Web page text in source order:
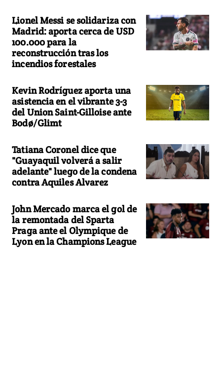
Lionel Messi se solidariza con
Madrid: aporta cerca de USD
100.000 para la
reconstrucción tras los
incendios forestales
Kevin Rodríguez aporta una
asistencia en el vibrante 3-3
del Union Saint-Gilloise ante
Bodø/Glimt
Tatiana Coronel dice que
"Guayaquil volverá a salir
adelante" luego de la condena
contra Aquiles Alvarez
John Mercado marca el gol de
la remontada del Sparta
Praga ante el Olympique de
Lyon en la Champions League